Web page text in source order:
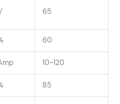
65
60
10~120
85